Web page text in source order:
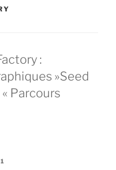
:
»Seed
Parcours